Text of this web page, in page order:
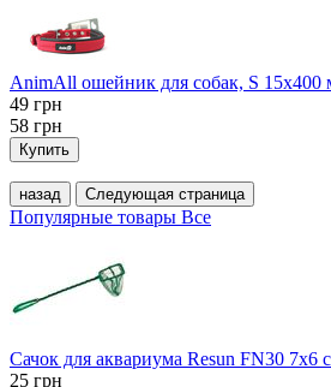
AnimAll ошейник для собак, S 15х400
49 грн
58 грн
Купить
назад Следующая страница
Популярные товары Все
Сачок для аквариума Resun FN30 7х6
25 грн